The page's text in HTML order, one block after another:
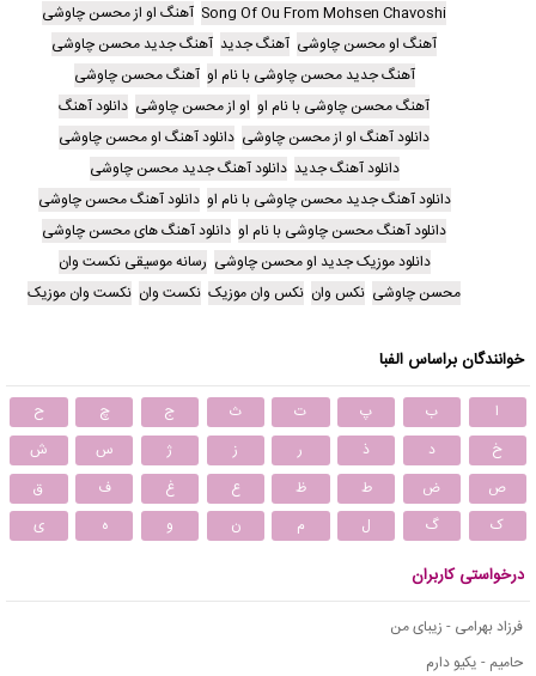
Song Of Ou From Mohsen Chavoshi آهنگ او از محسن چاوشی
آهنگ او محسن چاوشی آهنگ جدید آهنگ جدید محسن چاوشی
آهنگ جدید محسن چاوشی با نام او آهنگ محسن چاوشی
آهنگ محسن چاوشی با نام او او از محسن چاوشی دانلود آهنگ
دانلود آهنگ او از محسن چاوشی دانلود آهنگ او محسن چاوشی
دانلود آهنگ جدید دانلود آهنگ جدید محسن چاوشی
دانلود آهنگ جدید محسن چاوشی با نام او دانلود آهنگ محسن چاوشی
دانلود آهنگ محسن چاوشی با نام او دانلود آهنگ های محسن چاوشی
دانلود موزیک جدید او محسن چاوشی رسانه موسیقی نکست وان
محسن چاوشی نکس وان نکس وان موزیک نکست وان نکست وان موزیک
خوانندگان براساس الفبا
ا ب پ ت ث ج چ
ح
خ
د ذ ر ز ژ س
ش
ص
ض ط ظ ع غ ف
ق
ک
گ ل م ن و ه ی
درخواستی کاربران
فرزاد بهرامی - زیبای من
حامیم - یکیو دارم